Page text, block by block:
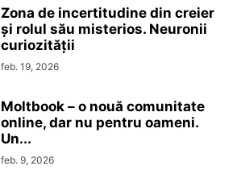
Zona de incertitudine din creier
şi rolul său misterios. Neuronii
curiozităţii
feb. 19, 2026
Moltbook – o nouă comunitate
online, dar nu pentru oameni.
Un...
feb. 9, 2026